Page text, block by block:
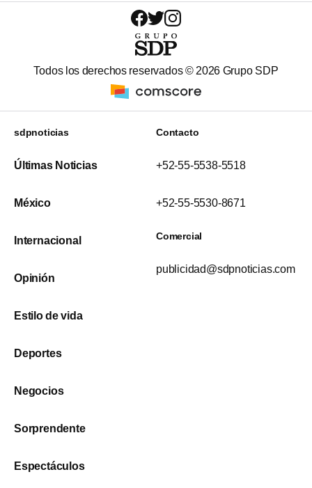
Todos los derechos reservados © 2026 Grupo SDP
sdpnoticias
Últimas Noticias
México
Internacional
Opinión
Estilo de vida
Deportes
Negocios
Sorprendente
Espectáculos
Contacto
+52-55-5538-5518
+52-55-5530-8671
Comercial
publicidad@sdpnoticias.com